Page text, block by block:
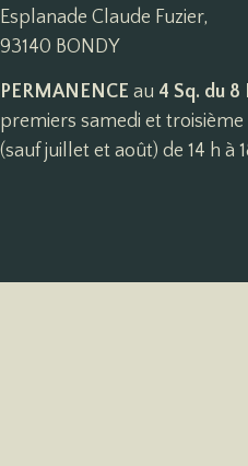
Esplanade Claude Fuzier,
93140 BONDY
PERMANENCE au 4 Sq. du 8
premiers samedi et
(sauf juillet et août) de 14 h à